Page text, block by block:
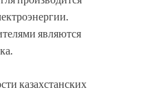
являются
казахстанских